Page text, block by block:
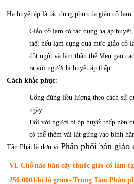
Hạ huyết áp là tác dụng phụ của giảo cổ lam
Giảo cổ lam có tác dụng hạ áp
thế, nếu lạm dụng quá mức giảo cổ
đột ngột và làm thân thể Men gan
ra với người bị huyết áp thấp.
Cách khắc phục:
Uống đúng liều lượng theo cách sử
ngày.
Đối với người bị áp huyết thấp nên
có thể thêm vài lát gừng vào bình
Tấn Phát là đơn vị Phân phối bán
VI. Chỗ nào bán cây thuốc giảo cổ lam
250.000đ/kí lô gram- Trung Tâm Phân